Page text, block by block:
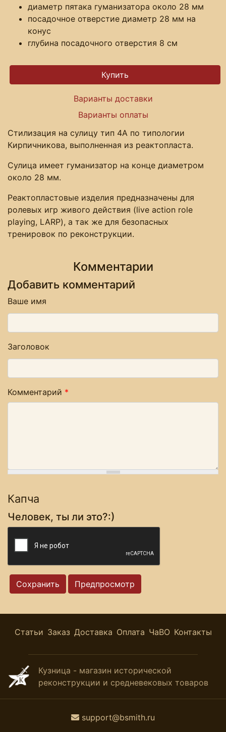
диаметр пятака гуманизатора около 28 мм
посадочное отверстие диаметр 28 мм на
конус
глубина посадочного отверстия 8 см
Варианты доставки
Варианты оплаты
Стилизация на сулицу тип 4А по типологии
Кирпичникова, выполненная из реактопласта.
Сулица имеет гуманизатор на конце диаметром
около 28 мм.
Реактопластовые изделия предназначены для
ролевых игр живого действия (live action role
playing, LARP), а так же для безопасных
тренировок по реконструкции.
Комментарии
Добавить комментарий
Ваше имя
Заголовок
Комментарий *
Капча
Человек, ты ли это?:)
Статьи Заказ Доставка Оплата ЧаВО Контакты
Кузница - магазин исторической
реконструкции и средневековых товаров
support@bsmith.ru